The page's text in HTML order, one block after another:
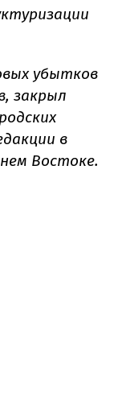
убытков
закрыл
в
Востоке.